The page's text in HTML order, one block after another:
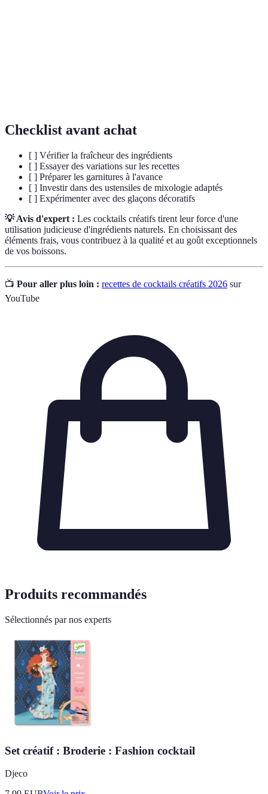
Checklist avant achat
[ ] Vérifier la fraîcheur des ingrédients
[ ] Essayer des variations sur les recettes
[ ] Préparer les garnitures à l'avance
[ ] Investir dans des ustensiles de mixologie adaptés
[ ] Expérimenter avec des glaçons décoratifs
💡 Avis d'expert : Les cocktails créatifs tirent leur force d'une
utilisation judicieuse d'ingrédients naturels. En choisissant des
éléments frais, vous contribuez à la qualité et au goût exceptionnels
de vos boissons.
📺 Pour aller plus loin : recettes de cocktails créatifs 2026 sur
YouTube
Produits recommandés
Sélectionnés par nos experts
Set créatif : Broderie : Fashion cocktail
Djeco